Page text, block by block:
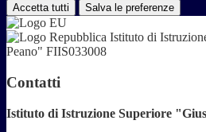
Accetta tutti Salva le preferenze
Istituto di
Peano" FIIS033008
Contatti
Istituto di Istruzione Superiore